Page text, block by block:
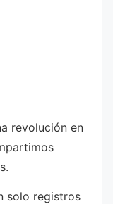
revolución en
solo registros